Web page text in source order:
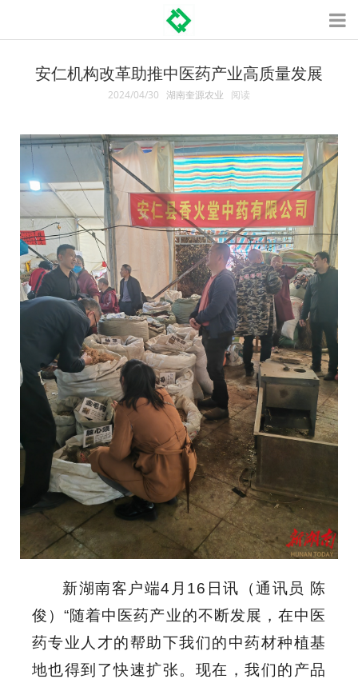
安仁机构改革助推中医药产业高质量发展
2024/04/30 湖南奎源农业 阅读
新湖南客户端4 月 16 日讯 （通讯员 陈
俊）“随着中医药产业的不断发展，在中医
药专业人才的帮助下我们的中药材种植基
地也得到了快速扩张。现在，我们的产品